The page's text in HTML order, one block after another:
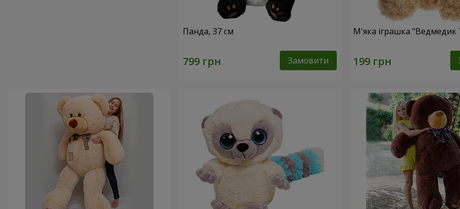
Панда, 37 см
Замовити
М'яка іграшка "Ведмедик